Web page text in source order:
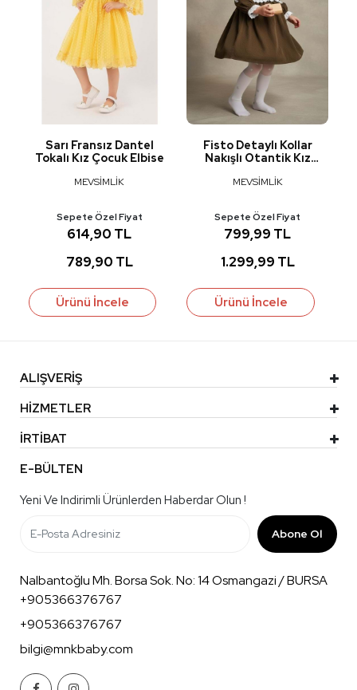
Sarı Fransız Dantel
Tokalı Kız Çocuk Elbise
MEVSİMLİK
Sepete Özel Fiyat
614,90 TL
789,90 TL
Ürünü İncele
Fisto Detaylı Kollar
Nakışlı Otantik Kız
MEVSİMLİK
Sepete Özel Fiyat
799,99 TL
1.299,99 TL
Ürünü İncele
ALIŞVERİŞ
HİZMETLER
İRTİBAT
E-BÜLTEN
Yeni Ve Indirimli Ürünlerden Haberdar Olun !
Abone Ol
Nalbantoğlu Mh. Borsa Sok. No: 14 Osmangazi / BURSA
+905366376767
+905366376767
bilgi@mnkbaby.com